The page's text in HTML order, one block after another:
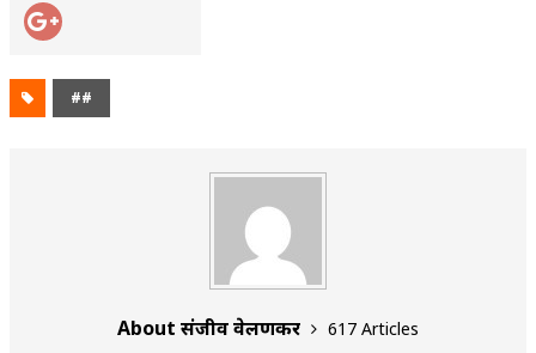
##
About संजीव वेलणकर
617 Articles